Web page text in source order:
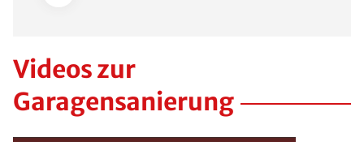
Videos zur
Garagensanierung